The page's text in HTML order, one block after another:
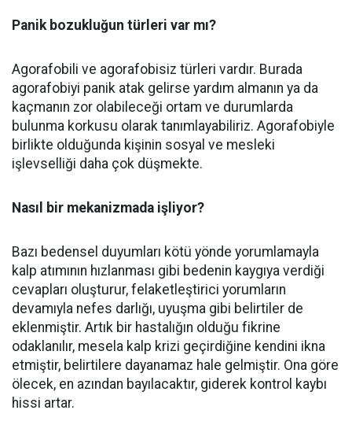
Panik bozukluğun türleri var mı?
Agorafobili ve agorafobisiz türleri vardır. Burada
agorafobiyi panik atak gelirse yardım almanın ya da
kaçmanın zor olabileceği ortam ve durumlarda
bulunma korkusu olarak tanımlayabiliriz. Agorafobiyle
birlikte olduğunda kişinin sosyal ve mesleki
işlevselliği daha çok düşmekte.
Nasıl bir mekanizmada işliyor?
Bazı bedensel duyumları kötü yönde yorumlamayla
kalp atımının hızlanması gibi bedenin kaygıya verdiği
cevapları oluşturur, felaketleştirici yorumların
devamıyla nefes darlığı, uyuşma gibi belirtiler de
eklenmiştir. Artık bir hastalığın olduğu fikrine
odaklanılır, mesela kalp krizi geçirdiğine kendini ikna
etmiştir, belirtilere dayanamaz hale gelmiştir. Ona göre
ölecek, en azından bayılacaktır, giderek kontrol kaybı
hissi artar.